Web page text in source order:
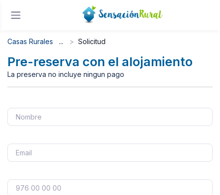
Casas Rurales Solicitud
Pre-reserva con el alojamiento
La preserva no incluye ningun pago